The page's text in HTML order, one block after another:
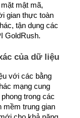
mật mã,
gian thực toàn
tận dụng các
GoldRush.
của dữ liệu
với các bằng
mạng cung
trong các
mềm trung gian